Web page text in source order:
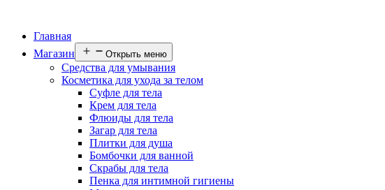
Главная
Магазин
Открыть меню
Средства для умывания
Косметика для ухода за телом
Суфле для тела
Крем для тела
Флюиды для тела
Загар для тела
Плитки для душа
Бомбочки для ванной
Скрабы для тела
Пенка для интимной гигиены